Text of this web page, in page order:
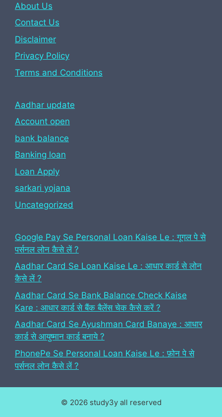
About Us
Contact Us
Disclaimer
Privacy Policy
Terms and Conditions
Aadhar update
Account open
bank balance
Banking loan
Loan Apply
sarkari yojana
Uncategorized
Google Pay Se Personal Loan Kaise Le : गूगल पे से
पर्सनल लोन कैसे लें ?
Aadhar Card Se Loan Kaise Le : आधार कार्ड से लोन
कैसे लें ?
Aadhar Card Se Bank Balance Check Kaise
Kare : आधार कार्ड से बैंक बैलेंस चेक कैसे करें ?
Aadhar Card Se Ayushman Card Banaye : आधार
कार्ड से आयुष्मान कार्ड बनाये ?
PhonePe Se Personal Loan Kaise Le : फ़ोन पे से
पर्सनल लोन कैसे लें ?
© 2026 study3y all reserved